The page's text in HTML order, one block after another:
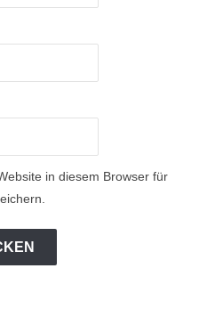
in diesem Browser für